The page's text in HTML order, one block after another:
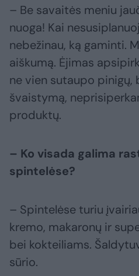
– Be savaitės meniu
nuoga! Kai
nebežinau, ką gaminti.
aiškumą. Ėjimas
ne vien sutaupo pinigų,
švaistymą,
produktų.
– Ko visada galima
spintelėse?
– Spintelėse turiu
kremo, makaronų ir
bei kokteiliams.
sūrio.